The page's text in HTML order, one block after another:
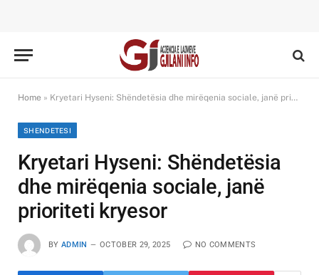
Home » Kryetari Hyseni: Shëndetësia dhe mirëqenia sociale, janë prioriteti kryesor
SHENDETESI
Kryetari Hyseni: Shëndetësia
dhe mirëqenia sociale, janë
prioriteti kryesor
BY ADMIN OCTOBER 29, 2025 NO COMMENTS